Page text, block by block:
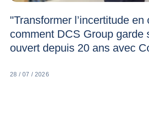
"Transformer l’incertitude en
comment DCS Group garde
ouvert depuis 20 ans avec
28 / 07 / 2026